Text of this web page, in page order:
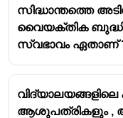
ബുദ്ധിയുടെ
സിദ്ധാന്തത്തെ
വൈയക്തിക
സ്വഭാവം ഏതാണ്
ആശുപത്രികളും ,